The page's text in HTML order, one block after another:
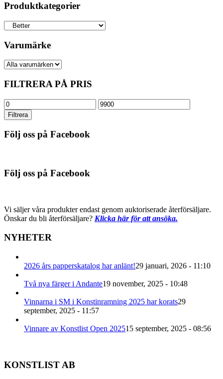
Produktkategorier
Varumärke
FILTRERA PÅ PRIS
Min
pris
Max
pris
Filtrera
Följ oss på Facebook
Följ oss på Facebook
Vi säljer våra produkter endast genom auktoriserade återförsäljare.
Önskar du bli återförsäljare? Klicka här för att ansöka.
NYHETER
2026 års papperskatalog har anlänt!29 januari, 2026 - 11:10
Två nya färger i Andante19 november, 2025 - 10:48
Vinnarna i SM i Konstinramning 2025 har korats29
september, 2025 - 11:57
Vinnare av Konstlist Open 202515 september, 2025 - 08:56
KONSTLIST AB